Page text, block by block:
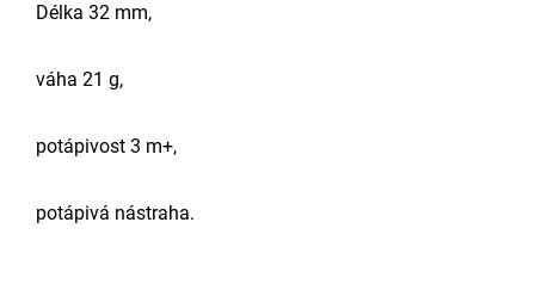
Délka 32 mm,
váha 21 g,
potápivost 3 m+,
potápivá nástraha.